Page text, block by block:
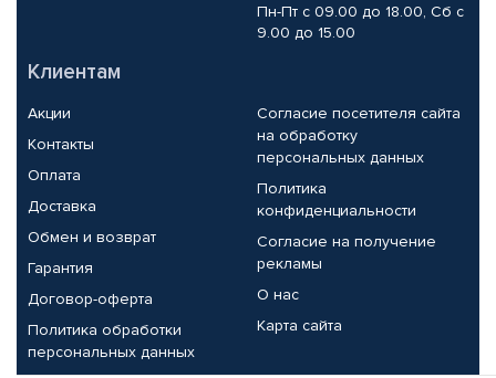
Пн-Пт с 09.00 до 18.00, Сб с
9.00 до 15.00
Клиентам
Акции
Контакты
Оплата
Доставка
Обмен и возврат
Гарантия
Договор-оферта
Политика обработки
персональных данных
Согласие посетителя сайта
на обработку
персональных данных
Политика
конфиденциальности
Согласие на получение
рекламы
О нас
Карта сайта